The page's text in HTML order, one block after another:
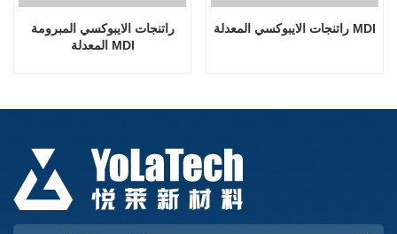
راتنجات الايبوكسي المبرومة
المعدلة MDI
راتنجات الايبوكسي المعدلة MDI